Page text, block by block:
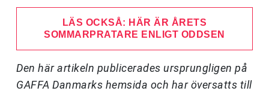
LÄS OCKSÅ: HÄR ÄR ÅRETS
SOMMARPRATARE ENLIGT ODDSEN
Den här artikeln publicerades ursprungligen på
GAFFA Danmarks hemsida och har översatts till